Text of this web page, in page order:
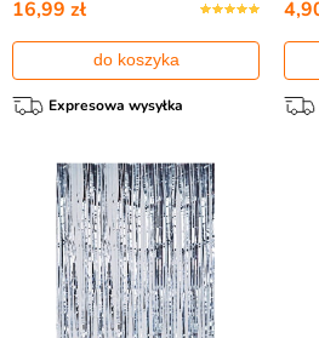
16,99 zł
do koszyka
Expresowa wysyłka